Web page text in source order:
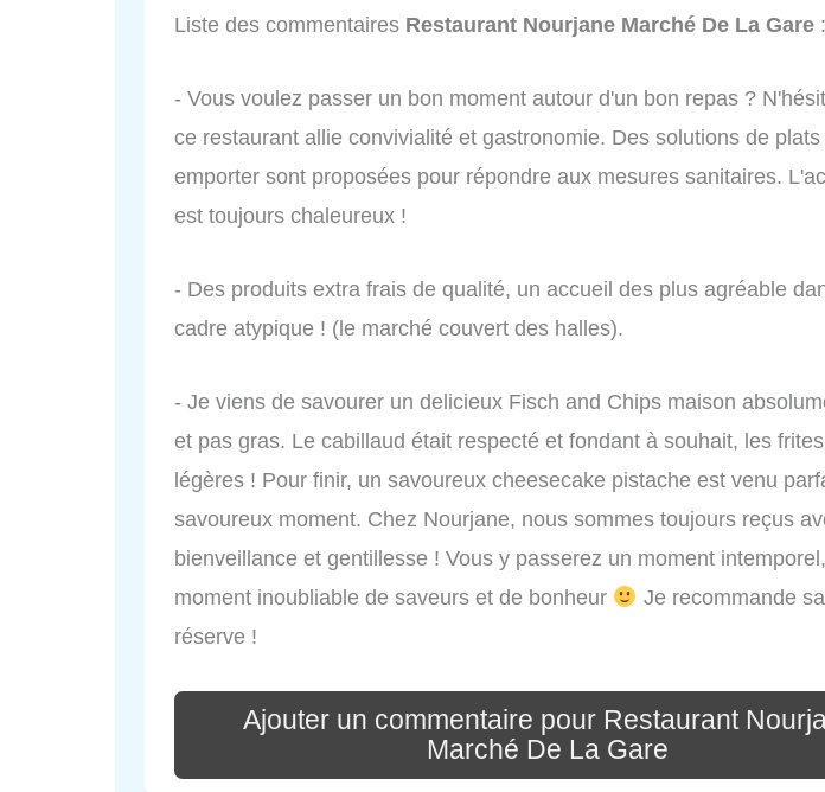
Liste des commentaires Restaurant Nourjane Marché De La Gare :
- Vous voulez passer un bon moment autour d'un bon repas ?
ce restaurant allie convivialité et gastronomie. Des solutions de plats
emporter sont proposées pour répondre aux mesures sanitaires.
est toujours chaleureux !
- Des produits extra frais de qualité, un accueil des plus agréable
cadre atypique ! (le marché couvert des halles).
- Je viens de savourer un delicieux Fisch and Chips maison
et pas gras. Le cabillaud était respecté et fondant à souhait, les
légères ! Pour finir, un savoureux cheesecake pistache est venu
savoureux moment. Chez Nourjane, nous sommes toujours reçus
bienveillance et gentillesse ! Vous y passerez un moment
moment inoubliable de saveurs et de bonheur
Je recommande
réserve !
Ajouter un commentaire pour Restaurant
Marché De La Gare